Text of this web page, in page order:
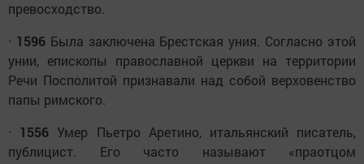
превосходство.
· 1596Была заключена Брестская уния. Согласно этой
унии, епископы православной церкви на территории
Речи Посполитой признавали над собой верховенство
папы римского.
· 1556 Умер Пьетро Аретино, итальянский писатель,
публицист. Его часто называют «праотцом